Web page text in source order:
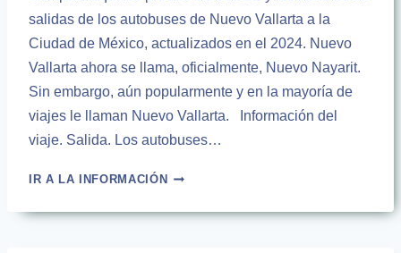
salidas de los autobuses de Nuevo Vallarta a la
Ciudad de México, actualizados en el 2024. Nuevo
Vallarta ahora se llama, oficialmente, Nuevo Nayarit.
Sin embargo, aún popularmente y en la mayoría de
viajes le llaman Nuevo Vallarta. Información del
viaje. Salida. Los autobuses…
IR A LA INFORMACIÓNAUTOBUSES
NUEVO